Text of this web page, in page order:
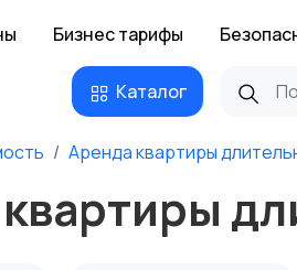
Бизнес тарифы
Каталог
Аренда квартиры